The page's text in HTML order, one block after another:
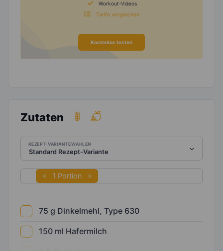
Workout-Videos
Tarife vergleichen
Kostenlos testen
Zutaten
REZEPT-VARIANTE WÄHLEN
1 Portion
75 g Dinkelmehl, Type 630
150 ml Hafermilch